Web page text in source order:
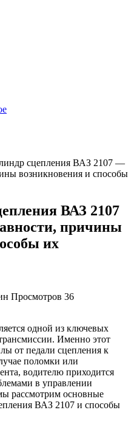
сцепления ВАЗ 2107 —
возникновения и способы
ВАЗ 2107
причины
их
Просмотров 36
одной из ключевых
Именно этот
от педали сцепления к
поломки или
водителю приходится
в управлении
рассмотрим основные
ВАЗ 2107 и способы